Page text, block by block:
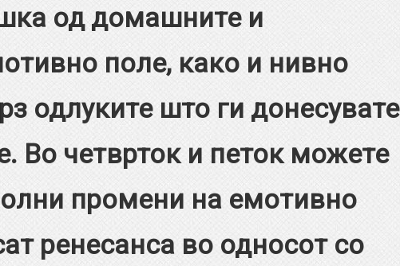
од домашните и
поле, како и нивно
одлуките што ги донесувате
Во четврток и петок можете
промени на емотивно
ренесанса во односот со